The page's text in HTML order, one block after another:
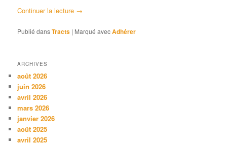
Continuer la lecture →
Publié dansTracts | Marqué avecAdhérer
ARCHIVES
août 2026
juin 2026
avril 2026
mars 2026
janvier 2026
août 2025
avril 2025